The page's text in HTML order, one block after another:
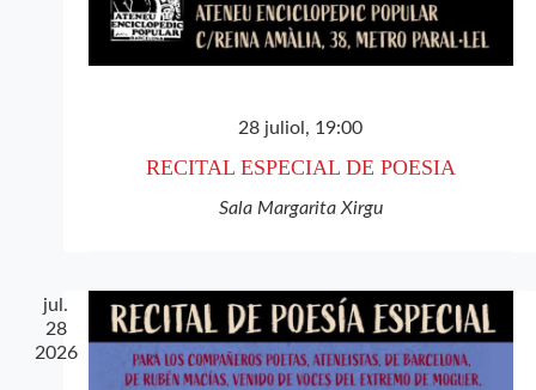
28 juliol, 19:00
RECITAL ESPECIAL DE POESIA
Sala Margarita Xirgu
jul.
28
2026